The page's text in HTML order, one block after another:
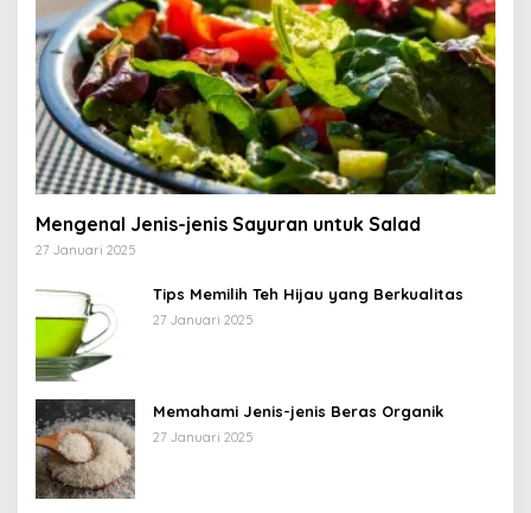
Mengenal Jenis-jenis Sayuran untuk Salad
27 Januari 2025
Tips Memilih Teh Hijau yang Berkualitas
27 Januari 2025
Memahami Jenis-jenis Beras Organik
27 Januari 2025